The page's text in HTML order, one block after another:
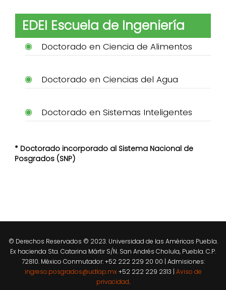
EDEI Escuela de Ingeniería
Doctorado en Ciencia de Alimentos
Doctorado en Ciencias del Agua
Doctorado en Sistemas Inteligentes
* Doctorado incorporado al Sistema Nacional de
Posgrados (SNP)
© Derechos Reservados © 2023. Universidad de las Américas Puebla.
Ex hacienda Sta. Catarina Mártir S/N. San Andrés Cholula, Puebla. C.P.
72810. México Conmutador: +52 222 229 20 00 | Admisiones:
ingreso.posgrados@udlap.mx +52 222 229 2313 | Aviso de
privacidad.